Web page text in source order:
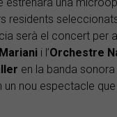
estrenarà una
residents
serà el concert per
Mariani i l’Orchestre
en la banda
un nou espectacle